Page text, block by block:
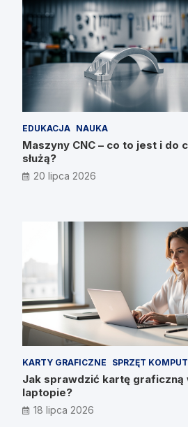
EDUKACJA NAUKA
Maszyny CNC – co to jest i do
służą?
20 lipca 2026
KARTY GRAFICZNE SPRZĘT
Jak sprawdzić kartę graficzną
laptopie?
18 lipca 2026